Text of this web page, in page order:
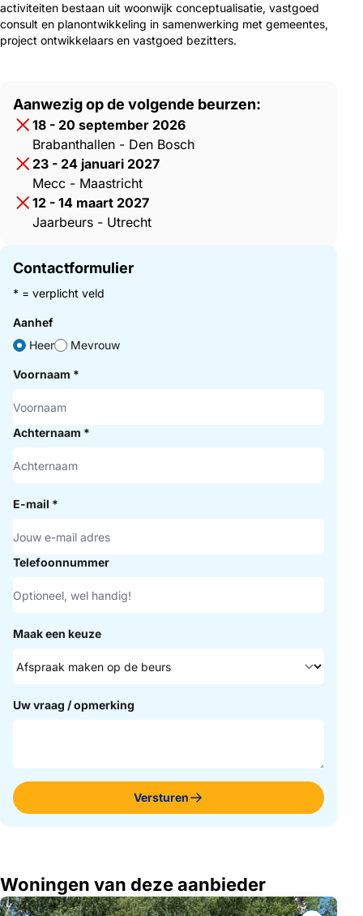
activiteiten bestaan uit woonwijk conceptualisatie, vastgoed
consult en planontwikkeling in samenwerking met gemeentes,
project ontwikkelaars en vastgoed bezitters.
Aanwezig op de volgende beurzen:
18 - 20 september 2026
Brabanthallen - Den Bosch
23 - 24 januari 2027
Mecc - Maastricht
12 - 14 maart 2027
Jaarbeurs - Utrecht
Contactformulier
* = verplicht veld
Aanhef
Heer
Mevrouw
Voornaam *
Achternaam *
E-mail *
Telefoonnummer
Maak een keuze
Uw vraag / opmerking
Versturen
Woningen van deze aanbieder